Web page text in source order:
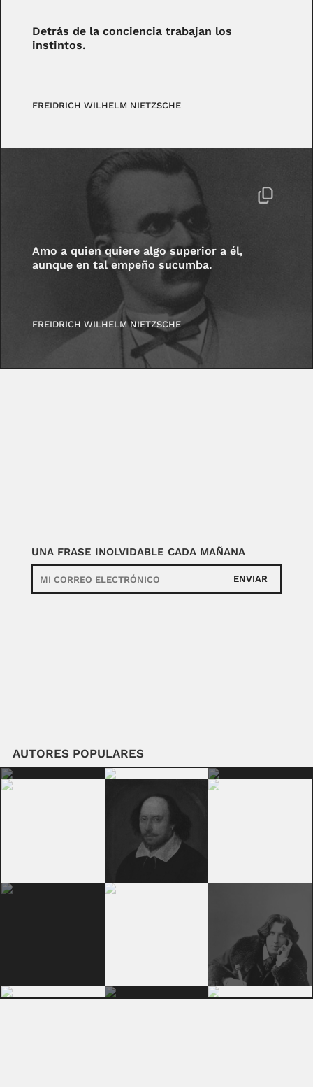
Detrás de la conciencia trabajan los
instintos.
FREIDRICH WILHELM NIETZSCHE
Amo a quien quiere algo superior a él,
aunque en tal empeño sucumba.
FREIDRICH WILHELM NIETZSCHE
UNA FRASE INOLVIDABLE CADA MAÑANA
ENVIAR
AUTORES POPULARES